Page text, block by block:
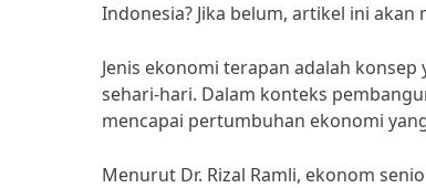
Indonesia? Jika belum, artikel ini
Jenis ekonomi terapan adalah
sehari-hari. Dalam konteks
mencapai pertumbuhan ekonomi
Menurut Dr. Rizal Ramli, ekonom